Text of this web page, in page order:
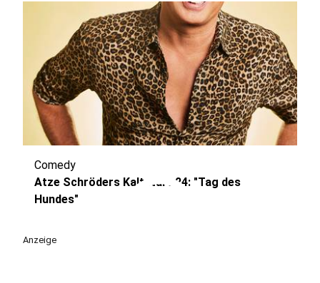
play_circle
Comedy
Atze Schröders Kaltstart 24: "Tag des
Hundes"
Anzeige